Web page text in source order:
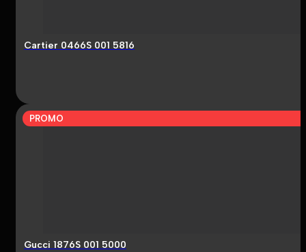
Cartier 0466S 001 5816
PROMO
Gucci 1876S 001 5000